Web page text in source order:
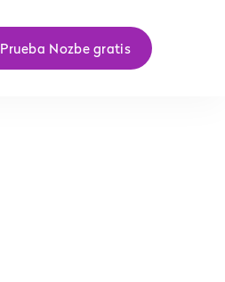
Prueba Nozbe gratis